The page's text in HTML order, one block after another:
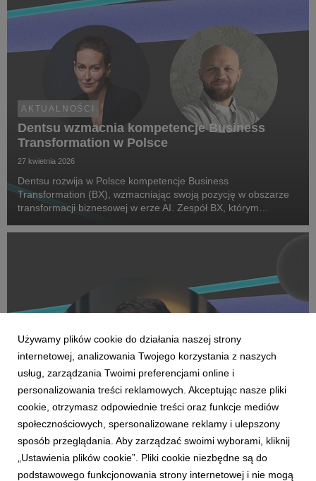
AKTUALNOŚCI
Dentsu wzmacnia kompetencje Business
Transformation w Polsce
27 kwietnia 2026
Dentsu rozwija w Polsce kompetencje Business
Transformation (BX), wzmacniając swoją pozycję w obszarze
transformacji biznesowej w erze AI. Zespół BX, którym
rosnące potrzeby klientów, którzy oczekują dziś nie tylk...
AKTUALNOŚCI
Zmiany w Amplifi. Mariusz Kukwa Chief
Investment Officerem
1 kwietnia 2026
Używamy plików cookie do działania naszej strony
internetowej, analizowania Twojego korzystania z naszych
usług, zarządzania Twoimi preferencjami online i
personalizowania treści reklamowych. Akceptując nasze pliki
cookie, otrzymasz odpowiednie treści oraz funkcje mediów
społecznościowych, spersonalizowane reklamy i ulepszony
sposób przeglądania. Aby zarządzać swoimi wyborami, kliknij
„Ustawienia plików cookie”. Pliki cookie niezbędne są do
podstawowego funkcjonowania strony internetowej i nie mogą